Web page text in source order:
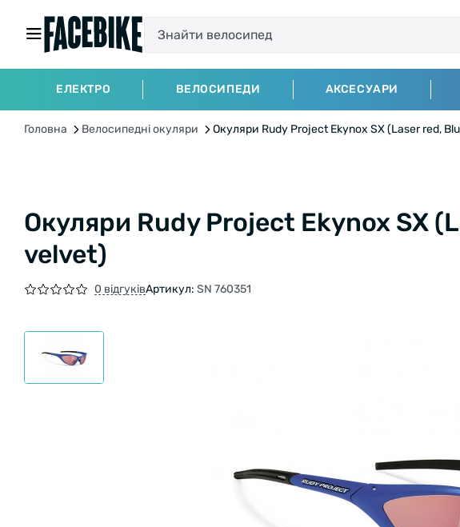
ЕЛЕКТРО ВЕЛОСИПЕДИ АКСЕСУАРИ
Головна Велосипедні окуляри Окуляри Rudy Project Ekynox SX (Laser red,
Окуляри Rudy Project Ekynox SX
velvet)
0 відгуківАртикул: SN 760351